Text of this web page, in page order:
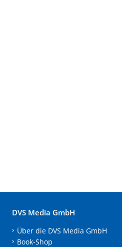
DVS Media GmbH
Über die DVS Media GmbH
Book-Shop